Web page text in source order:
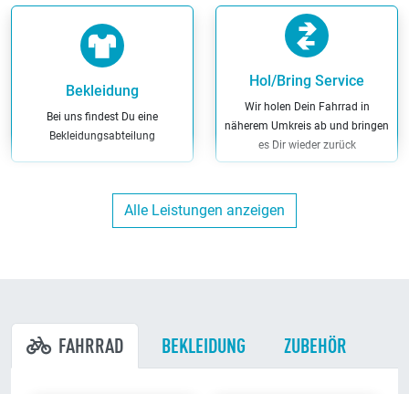
Bekleidung
Bei uns findest Du eine
Bekleidungsabteilung
Hol/Bring Service
Wir holen Dein Fahrrad in
näherem Umkreis ab und bringen
es Dir wieder zurück
Alle Leistungen anzeigen
FAHRRAD BEKLEIDUNG ZUBEHÖR